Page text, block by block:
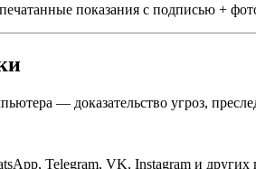
показания с подписью +
— доказательство угроз,
Telegram, VK, Instagram и других